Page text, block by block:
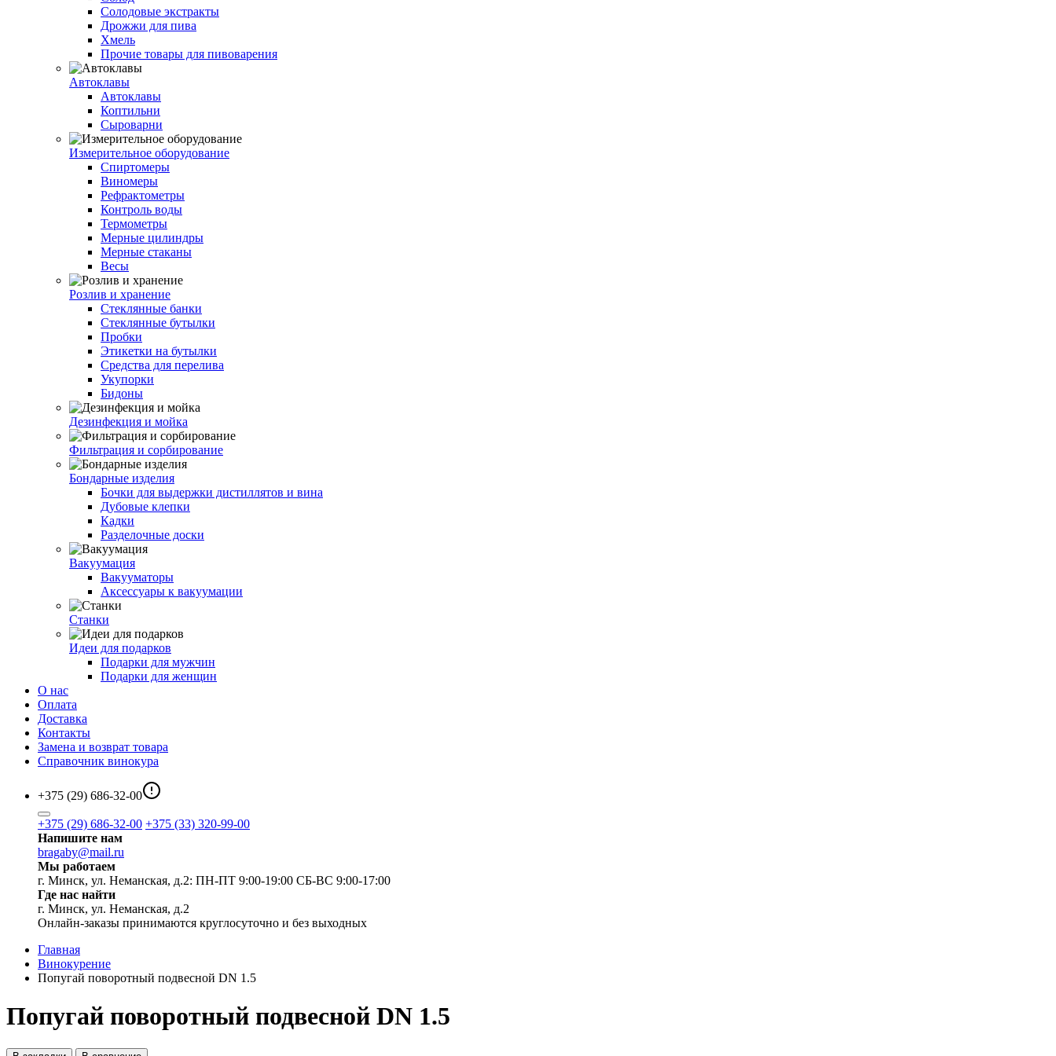
Солодовые экстракты
Дрожжи для пива
Хмель
Прочие товары для пивоварения
Автоклавы
Автоклавы
Коптильни
Сыроварни
Измерительное оборудование
Спиртомеры
Виномеры
Рефрактометры
Контроль воды
Термометры
Мерные цилиндры
Мерные стаканы
Весы
Розлив и хранение
Стеклянные банки
Стеклянные бутылки
Пробки
Этикетки на бутылки
Средства для перелива
Укупорки
Бидоны
Дезинфекция и мойка
Фильтрация и сорбирование
Бондарные изделия
Бочки для выдержки дистиллятов и вина
Дубовые клепки
Кадки
Разделочные доски
Вакуумация
Вакууматоры
Аксессуары к вакуумации
Станки
Идеи для подарков
Подарки для мужчин
Подарки для женщин
О нас
Оплата
Доставка
Контакты
Замена и возврат товара
Справочник винокура
+375 (29) 686-32-00
+375 (29) 686-32-00 +375 (33) 320-99-00
Напишите нам
bragaby@mail.ru
Мы работаем
г. Минск, ул. Неманская, д.2: ПН-ПТ 9:00-19:00 СБ-ВС 9:00-17:00
Где нас найти
г. Минск, ул. Неманская, д.2
Онлайн-заказы принимаются круглосуточно и без выходных
Главная
Винокурение
Попугай поворотный подвесной DN 1.5
Попугай поворотный подвесной DN 1.5